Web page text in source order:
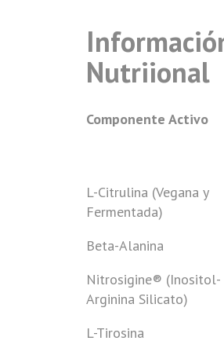
Nutriional
Componente Activo
L-Citrulina (Vegana y
Fermentada)
Beta-Alanina
Nitrosigine® (Inositol-
Arginina Silicato)
L-Tirosina